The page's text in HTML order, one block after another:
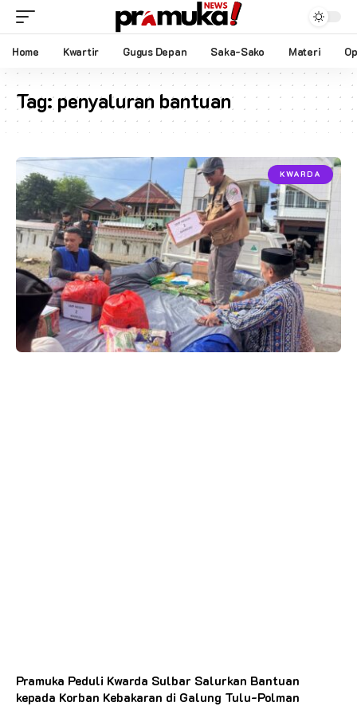
Home Kwartir Gugus Depan Saka-Sako Materi
Tag:penyaluran bantuan
KWARDA
Pramuka Peduli Kwarda Sulbar Salurkan Bantuan
kepada Korban Kebakaran di Galung Tulu-Polman